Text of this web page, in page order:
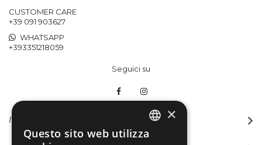
CUSTOMER CARE
+39 091 903627
WHATSAPP
+393351218059
Seguici su
INFORMAZIONI ×
Questo sito web utilizza